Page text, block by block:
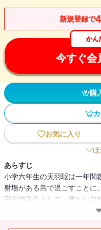
新規登録で
かん
今すぐ会
購
お気に入り
あらすじ
小学六年生の天羽駆は一年間
射場がある島で過ごすことに
宇宙遊学生として、豊かな自
多根島で一年を過ごすことに